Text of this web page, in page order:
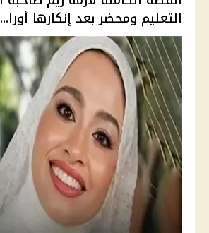
التعليم ومحضر بعد إنكارها أورا...